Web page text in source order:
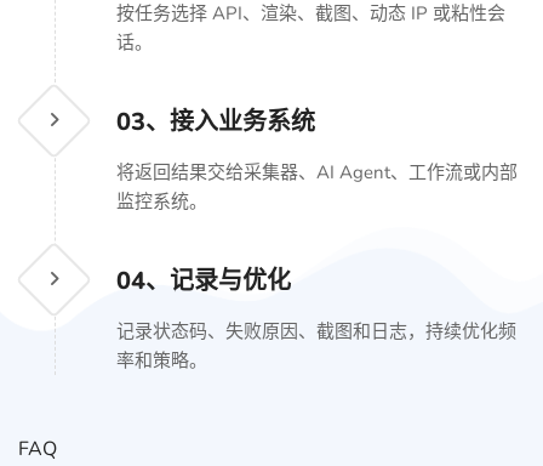
按任务选择 API、渲染、截图、动态 IP 或粘性会
话。
03、 接入业务系统
将返回结果交给采集器、AI Agent、工作流或内部
监控系统。
04、 记录与优化
记录状态码、失败原因、截图和日志，持续优化频
率和策略。
FAQ